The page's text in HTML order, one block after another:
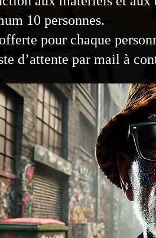
10 personnes.
pour chaque
d’attente par mail à